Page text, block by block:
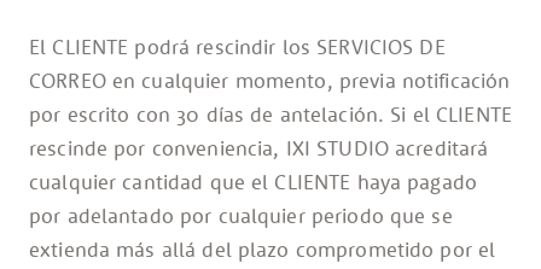
El CLIENTE podrá rescindir los SERVICIOS DE
CORREO en cualquier momento, previa notificación
por escrito con 30 días de antelación. Si el CLIENTE
rescinde por conveniencia, IXI STUDIO acreditará
cualquier cantidad que el CLIENTE haya pagado
por adelantado por cualquier periodo que se
extienda más allá del plazo comprometido por el